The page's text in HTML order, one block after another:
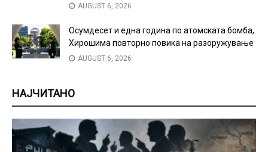
AUGUST 6, 2026
Осумдесет и една година по атомската бомба,
Хирошима повторно повика на разоружување
AUGUST 6, 2026
НАЈЧИТАНО